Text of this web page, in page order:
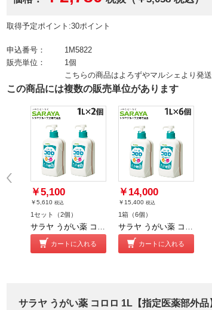
取得予定ポイント:30ポイント
申込番号：
1M5822
販売単位：
1個
こちらの商品はよろずやマルシェより発
この商品には複数の販売単位があります
￥5,100
￥5,610 税込
1セット（2個）
サラヤ うがい薬 コロロ 1L 2個【指定医薬部外品】
カートに入れる
￥14,000
￥15,400 税込
1箱（6個）
サラヤ うがい薬 コロロ 1L 6個【指定医薬部外品】
カートに入れる
サラヤ うがい薬 コロロ 1L【指定医薬部外品